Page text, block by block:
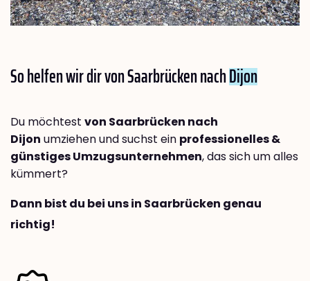
So helfen wir dir von Saarbrücken nachDijon
Du möchtest von Saarbrücken nach
Dijon umziehen und suchst ein professionelles &
günstiges Umzugsunternehmen, das sich um alles
kümmert?
Dann bist du bei uns in Saarbrücken genau
richtig!